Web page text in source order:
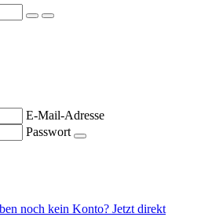
E-Mail-Adresse
Passwort
noch kein Konto? Jetzt direkt